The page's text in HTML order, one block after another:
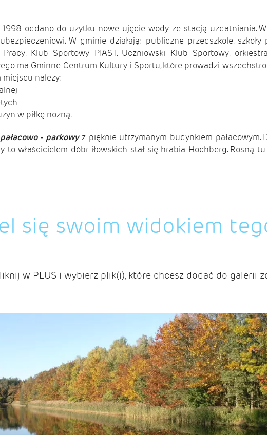
oddano do użytku nowe ujęcie wody ze stacją uzdatniania.
W gminie działają: publiczne przedszkole, szkoły
Klub Sportowy PIAST, Uczniowski Klub Sportowy,
ma Gminne Centrum Kultury i Sportu, które prowadzi
należy:
w piłkę nożną.
- parkowyz pięknie utrzymanym budynkiem pałacowym.
to właścicielem dóbr iłowskich stał się hrabia Hochberg. Rosną
się swoim widokiem
w PLUS i wybierz plik(i), które chcesz dodać do galerii